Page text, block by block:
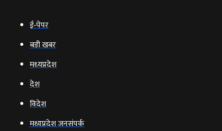
ई‑पेपर
बड़ी खबर
मध्‍यप्रदेश
देश
विदेश
मध्यप्रदेश जनसंपर्क